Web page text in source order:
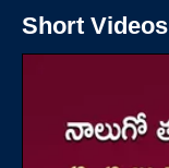
Short Videos